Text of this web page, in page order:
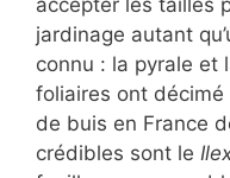
jardinage autant
connu : la pyrale et
foliaires ont
de buis en France
crédibles sont le